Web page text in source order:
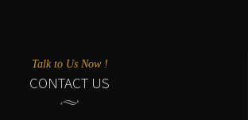
Talk to Us Now !
CONTACT US